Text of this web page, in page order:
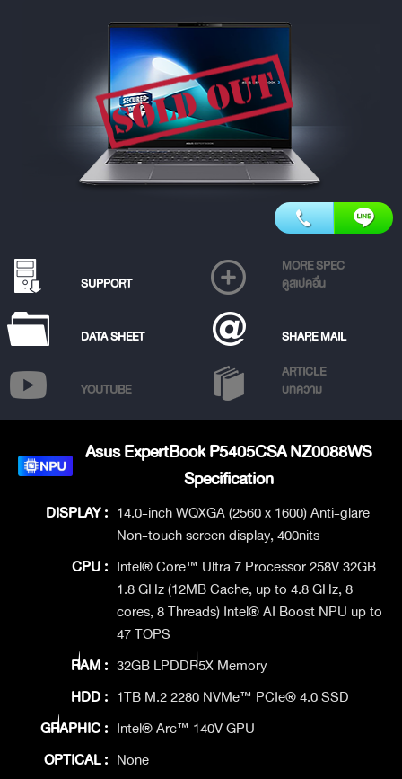
SUPPORT
MORE SPEC
ดูสเปคอื่น
DATA SHEET SHARE MAIL
YOUTUBE
ARTICLE
บทความ
Asus ExpertBook P5405CSA NZ0088WS
Specification
DISPLAY : 14.0-inch WQXGA (2560 x 1600) Anti-glare
Non-touch screen display, 400nits
CPU : Intel® Core™ Ultra 7 Processor 258V 32GB
1.8 GHz (12MB Cache, up to 4.8 GHz, 8
cores, 8 Threads) Intel® AI Boost NPU up to
47 TOPS
RAM : 32GB LPDDR5X Memory
HDD : 1TB M.2 2280 NVMe™ PCIe® 4.0 SSD
GRAPHIC : Intel® Arc™ 140V GPU
OPTICAL : None